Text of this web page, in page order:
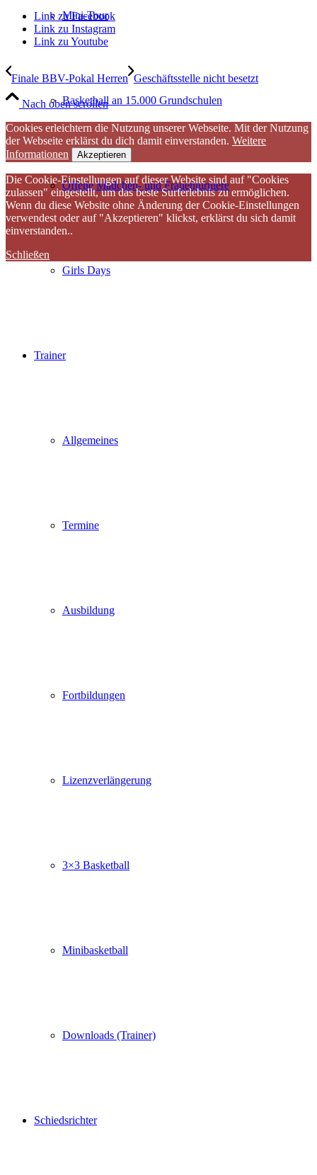
Mini-Tour
Basketball an 15.000 Grundschulen
Offene Mädchen- und Frauenturniere
Girls Days
Trainer
Allgemeines
Termine
Ausbildung
Fortbildungen
Lizenzverlängerung
3×3 Basketball
Minibasketball
Downloads (Trainer)
Schiedsrichter
Link zu Facebook
Link zu Instagram
Link zu Youtube
Finale BBV-Pokal Herren Geschäftsstelle nicht besetzt
Nach oben scrollen
Cookies erleichtern die Nutzung unserer Webseite. Mit der Nutzung
der Webseite erklärst du dich damit einverstanden. Weitere
Informationen
Akzeptieren
Die Cookie-Einstellungen auf dieser Website sind auf "Cookies
zulassen" eingestellt, um das beste Surferlebnis zu ermöglichen.
Wenn du diese Website ohne Änderung der Cookie-Einstellungen
verwendest oder auf "Akzeptieren" klickst, erklärst du sich damit
einverstanden..
Schließen